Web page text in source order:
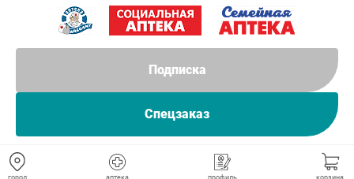
город аптека профиль корзина
Подписка
Спецзаказ